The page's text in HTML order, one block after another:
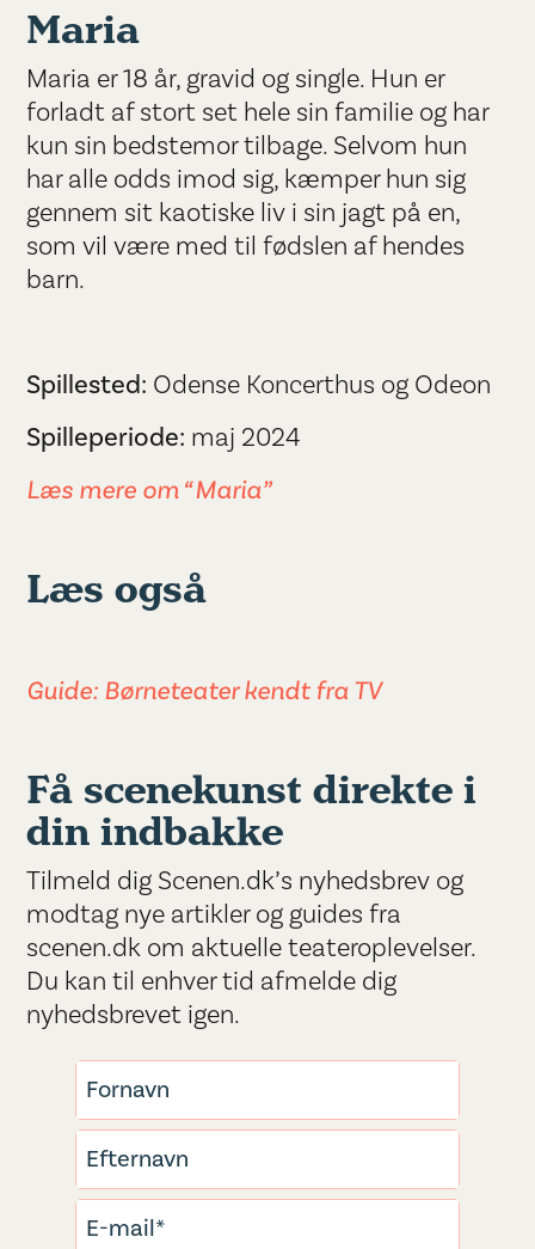
Maria
Maria er 18 år, gravid og single. Hun er
forladt af stort set hele sin familie og har
kun sin bedstemor tilbage. Selvom hun
har alle odds imod sig, kæmper hun sig
gennem sit kaotiske liv i sin jagt på en,
som vil være med til fødslen af hendes
barn.
Spillested: Odense Koncerthus og Odeon
Spilleperiode: maj 2024
Læs mere om “Maria”
Læs også
Guide: Børneteater kendt fra TV
Få scenekunst direkte i
din indbakke
Tilmeld dig Scenen.dk’s nyhedsbrev og
modtag nye artikler og guides fra
scenen.dk om aktuelle teateroplevelser.
Du kan til enhver tid afmelde dig
nyhedsbrevet igen.